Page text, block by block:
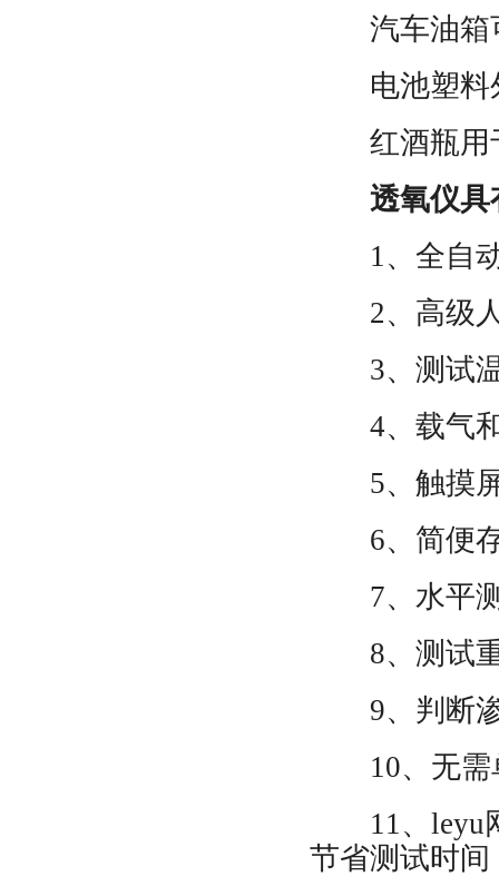
汽车油箱可
电池塑料外
红酒瓶用
透氧仪具
1、全自
2、高级
3、测试
4、载气
5、触摸
6、简便
7、水平
8、测试
9、判断
10、无
11、leyu
节省测试时间